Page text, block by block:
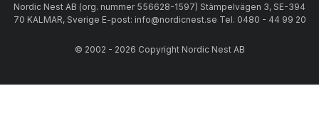
Nordic Nest AB (org. nummer 556628-1597) Stämpelvägen 3, SE-394
70 KALMAR, Sverige E-post: info@nordicnest.se Tel. 0480 - 44 99 20
© 2002 - 2026 Copyright Nordic Nest AB